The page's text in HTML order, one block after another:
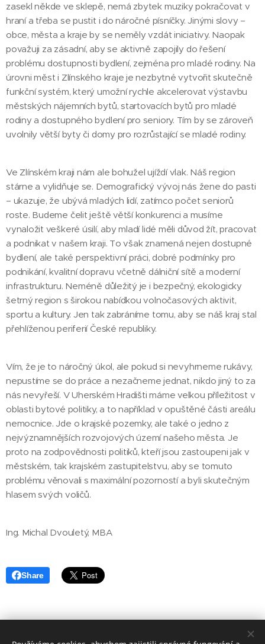
zasekl někde ve sklepě, nemá zbytek muziky pokračovat v
hraní a třeba se pustit i do náročné písníčky. Jinými slovy –
obce, města a kraje by se neměly vzdát iniciativy. Naopak
považuji za zásadní, aby se aktivně zapojily do řešení
problému dostupnosti bydlení, zejména pro mladé rodiny. Na
úrovni měst i Zlínského kraje je nezbytné vytvořit skutečně
funkční systém, který umožní rychle akcelerovat výstavbu
městských nájemních bytů, startovacích bytů pro mladé
rodiny a dostupného bydlení pro seniory. Tím by se zároveň
uvolnily větší byty či domy pro rozrůstající se mladé rodiny.
Ve Zlínském kraji nám ale bohužel ujíždí vlak. Náš region
stárne a vylidňuje se. Demografický vývoj nás žene do pasti
– ukazuje, že ubývá mladých lidí, zatímco počet seniorů
roste. Budeme čelit ještě větší konkurenci a musíme
vynaložit veškeré úsilí, aby mladí lidé měli důvod žít, pracovat
a podnikat v našem kraji. To však znamená nejen dostupné
bydlení, ale také perspektivní práci, dobré podmínky pro
podnikání, kvalitní dopravu včetně dálniční sítě a moderní
infrastrukturu. Neméně důležitý je i bezpečný, ekologicky
šetrný region s širokou nabídkou volnočasových aktivit,
sportu a kultury. Jen tak zabráníme tomu, aby se náš kraj stal
přehlíženou periferií České republiky.
Vím, že je to náročný úkol, ale pokud si nevyhrneme rukávy,
nepustíme se do práce a nezačneme jednat, nikdo jiný to za
nás nevyřeší. V Uherském Hradišti máme velkou příležitost v
oblasti bytové politiky, a to například v opuštěné části areálu
nemocnice. Jde o krajské pozemky, ale také o jedno z
nejvýznamnějších rozvojových území našeho města. Je
proto na zodpovědnosti politiků, kteří jsou zastoupeni jak v
městském, tak krajském zastupitelstvu, aby se tomuto
problému věnovali s maximální pozorností a byli skutečným
hlasem svých voličů.
Ing. Michal Dvouletý, MBA
Share